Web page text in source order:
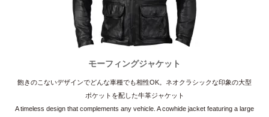
モーフィングジャケット
飽きのこないデザインでどんな車種でも相性OK。ネオクラシックな印象の大型
ポケットを配した牛革ジャケット
A timeless design that complements any vehicle. A cowhide jacket featuring a large